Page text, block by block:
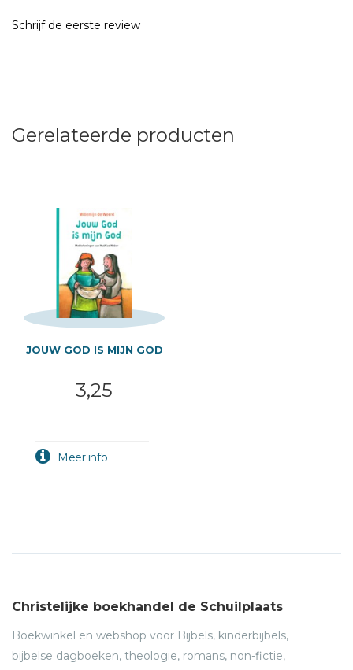
Schrijf de eerste review
Gerelateerde producten
JOUW GOD IS MIJN GOD
3,25
Christelijke boekhandel de Schuilplaats
Boekwinkel en webshop voor Bijbels, kinderbijbels,
bijbelse dagboeken, theologie, romans, non-fictie,